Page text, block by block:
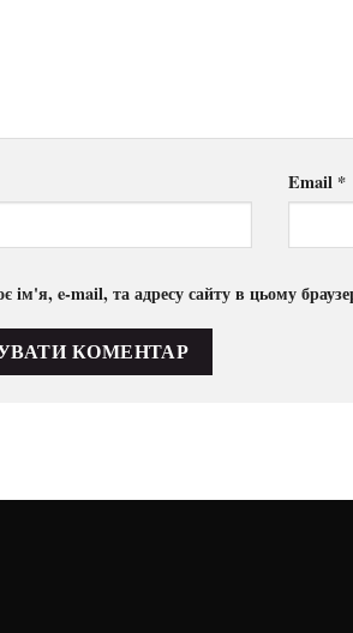
Email *
ім'я, e-mail, та адресу сайту в цьому